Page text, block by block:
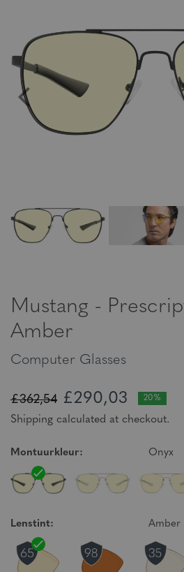
Mustang -
Amber
Computer Glasses
£362,54 £290,03 20%
Shipping calculated at checkout.
Montuurkleur: Onyx
Lenstint: Amber